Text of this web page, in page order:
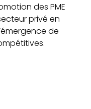
des PME
privé en
de